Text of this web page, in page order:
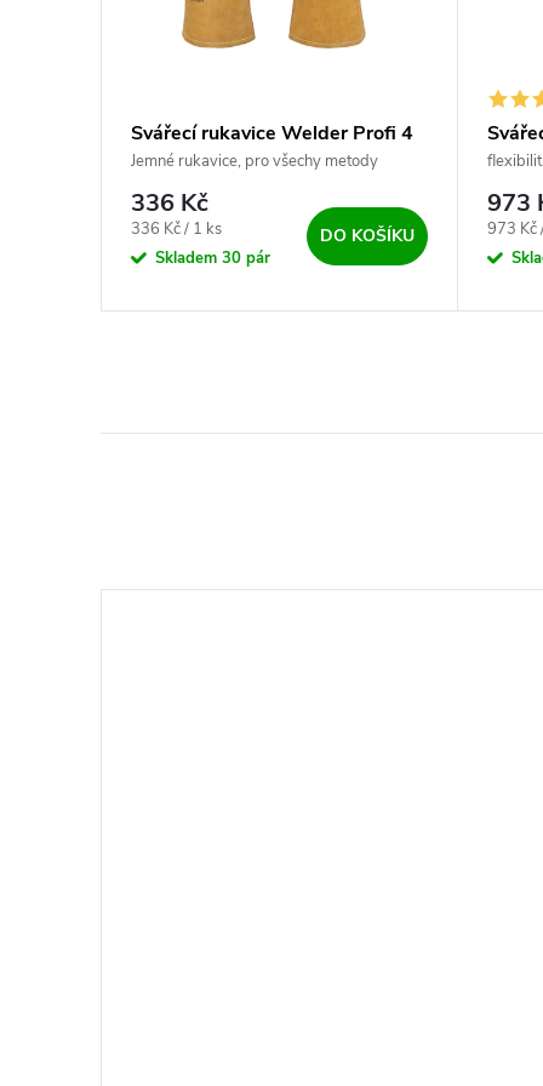
Svářecí rukavice Welder Profi 4
Jemné rukavice, pro všechy metody
sváření
336 Kč
Měrná cena:
336 Kč / 1 ks
Skladem 30 pár
DO KOŠÍKU
973
Měrná
973 Kč